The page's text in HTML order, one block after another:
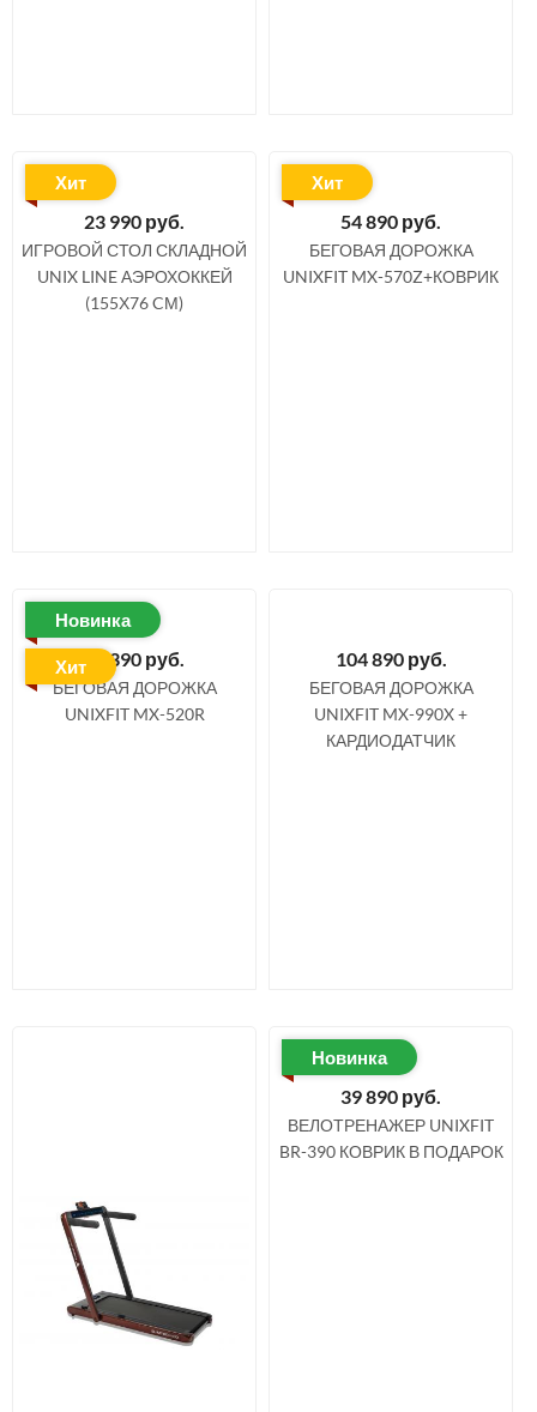
Хит
23 990 руб.
ИГРОВОЙ СТОЛ СКЛАДНОЙ
UNIX LINE АЭРОХОККЕЙ
(155Х76 CМ)
Хит
54 890 руб.
БЕГОВАЯ ДОРОЖКА
UNIXFIT MX-570Z+КОВРИК
Новинка
Хит57 390 руб.
БЕГОВАЯ ДОРОЖКА
UNIXFIT MX-520R
104 890 руб.
БЕГОВАЯ ДОРОЖКА
UNIXFIT MX-990X +
КАРДИОДАТЧИК
Новинка
39 890 руб.
ВЕЛОТРЕНАЖЕР UNIXFIT
BR-390 КОВРИК В ПОДАРОК